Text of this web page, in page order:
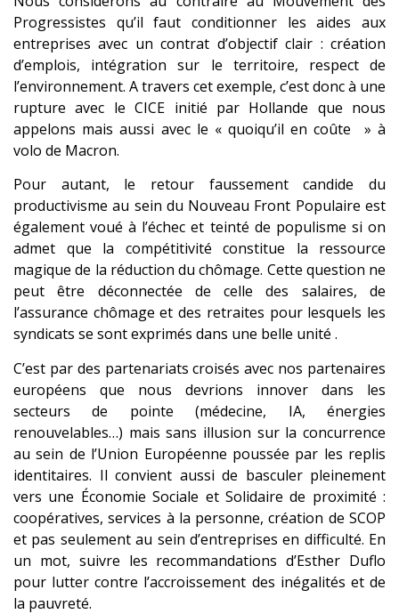
Progressistes qu’il faut conditionner les aides aux
entreprises avec un contrat d’objectif clair : création
d’emplois, intégration sur le territoire, respect de
l’environnement. A travers cet exemple, c’est donc à une
rupture avec le CICE initié par Hollande que nous
appelons mais aussi avec le « quoiqu’il en coûte » à
volo de Macron.
Pour autant, le retour faussement candide du
productivisme au sein du Nouveau Front Populaire est
également voué à l’échec et teinté de populisme si on
admet que la compétitivité constitue la ressource
magique de la réduction du chômage. Cette question ne
peut être déconnectée de celle des salaires, de
l’assurance chômage et des retraites pour lesquels les
syndicats se sont exprimés dans une belle unité .
C’est par des partenariats croisés avec nos partenaires
européens que nous devrions innover dans les
secteurs de pointe (médecine, IA, énergies
renouvelables…) mais sans illusion sur la concurrence
au sein de l’Union Européenne poussée par les replis
identitaires. Il convient aussi de basculer pleinement
vers une Économie Sociale et Solidaire de proximité :
coopératives, services à la personne, création de SCOP
et pas seulement au sein d’entreprises en difficulté. En
un mot, suivre les recommandations d’Esther Duflo
pour lutter contre l’accroissement des inégalités et de
la pauvreté.